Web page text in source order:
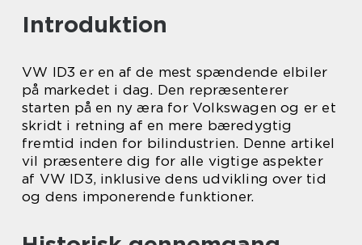
Introduktion
VW ID3 er en af de mest spændende elbiler
på markedet i dag. Den repræsenterer
starten på en ny æra for Volkswagen og er et
skridt i retning af en mere bæredygtig
fremtid inden for bilindustrien. Denne artikel
vil præsentere dig for alle vigtige aspekter
af VW ID3, inklusive dens udvikling over tid
og dens imponerende funktioner.